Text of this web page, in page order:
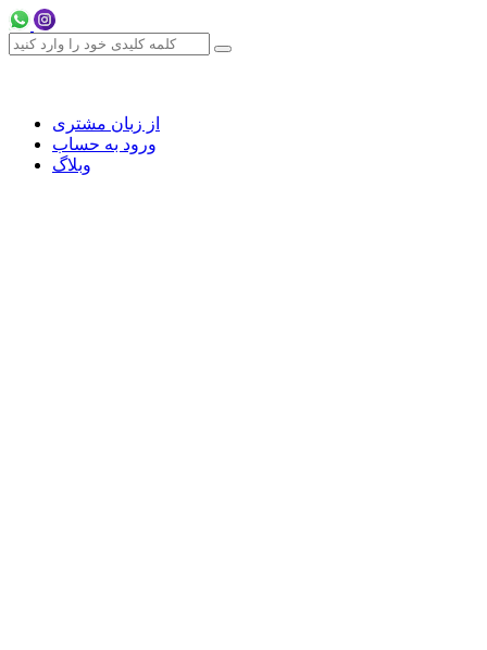
از زبان مشتری
ورود به حساب
وبلاگ